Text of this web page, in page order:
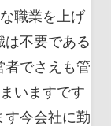
職業を上げ
は不要である
者でさえも管
いますです
す今会社に勤